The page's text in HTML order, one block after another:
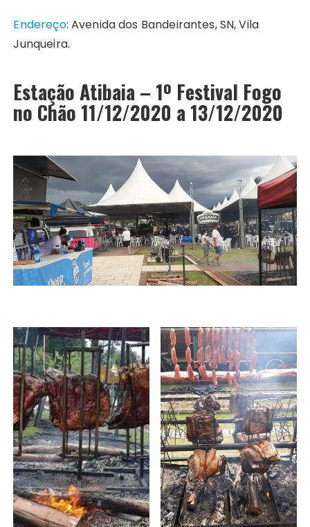
Endereço: Avenida dos Bandeirantes, SN, Vila
Junqueira.
Estação Atibaia – 1º Festival Fogo
no Chão 11/12/2020 a 13/12/2020